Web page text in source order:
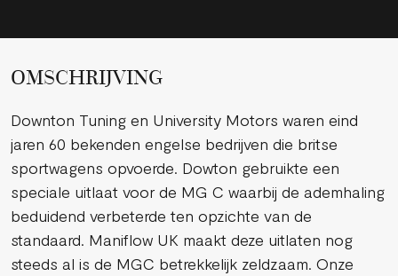
OMSCHRIJVING
Downton Tuning en University Motors waren eind
jaren 60 bekenden engelse bedrijven die britse
sportwagens opvoerde. Dowton gebruikte een
speciale uitlaat voor de MG C waarbij de ademhaling
beduidend verbeterde ten opzichte van de
standaard. Maniflow UK maakt deze uitlaten nog
steeds al is de MGC betrekkelijk zeldzaam. Onze